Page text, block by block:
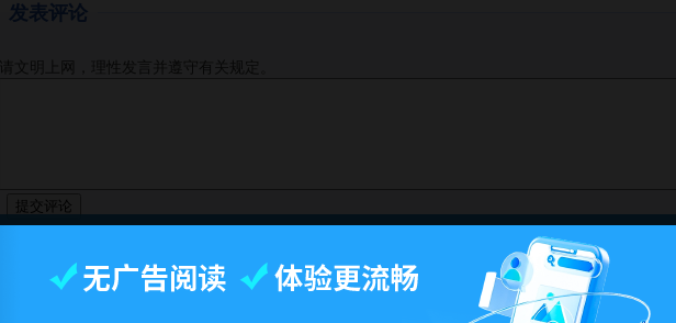
发表评论
请文明上网，理性发言并遵守有关规定。
此页面最后修订：15:11,2018年7月25日.
智库首页 百科首页 关于百科 - 客户端-人才招聘 广告合作- 权利通知-联系我们-免责声明